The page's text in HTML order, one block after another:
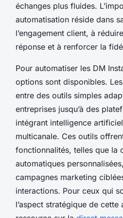
échanges plus fluides.
automatisation réside dans
l’engagement client, à
réponse et à renforcer la
Pour automatiser les DM
options sont disponibles.
entre des outils simples
entreprises jusqu’à des
intégrant intelligence
multicanale. Ces outils
fonctionnalités, telles que la
automatiques
campagnes marketing
interactions. Pour ceux qui
l’aspect stratégique de cette